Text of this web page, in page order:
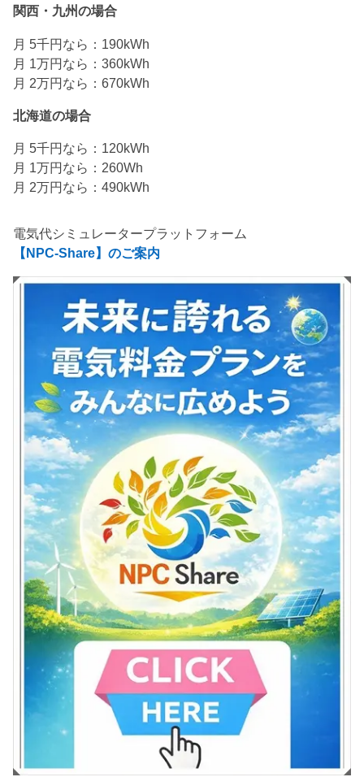
関西・九州の場合
月 5千円なら：190kWh
月 1万円なら：360kWh
月 2万円なら：670kWh
北海道の場合
月 5千円なら：120kWh
月 1万円なら：260Wh
月 2万円なら：490kWh
電気代シミュレータープラットフォーム
【NPC-Share】のご案内